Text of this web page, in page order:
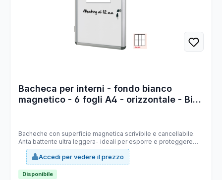
Bacheca per interni - fondo bianco
magnetico - 6 fogli A4 - orizzontale - Bi-
Bacheche con superficie magnetica scrivibile e cancellabile.
Anta battente ultra leggera- ideali per esporre e proteggere
avvisi, annunci e comunicazioni importanti. Dotate di serratura
con chiave e di anta in robusto acrilico dall'eccellente
trasparenza. ProfonditÓ interna 18mm. Fornite con kit di
fissaggio. Dimensione est. 72x67,4cm.
Accedi per vedere il prezzo
Disponibile